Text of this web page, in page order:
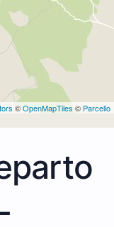
©OpenMapTiles © Parcello